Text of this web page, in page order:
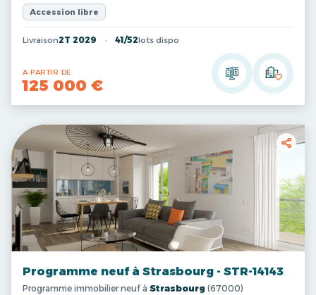
Accession libre
Livraison2T 2029 41/52lots dispo
A PARTIR DE
125 000 €
Programme neuf à Strasbourg - STR-14143
Programme immobilier neuf à Strasbourg (67000)